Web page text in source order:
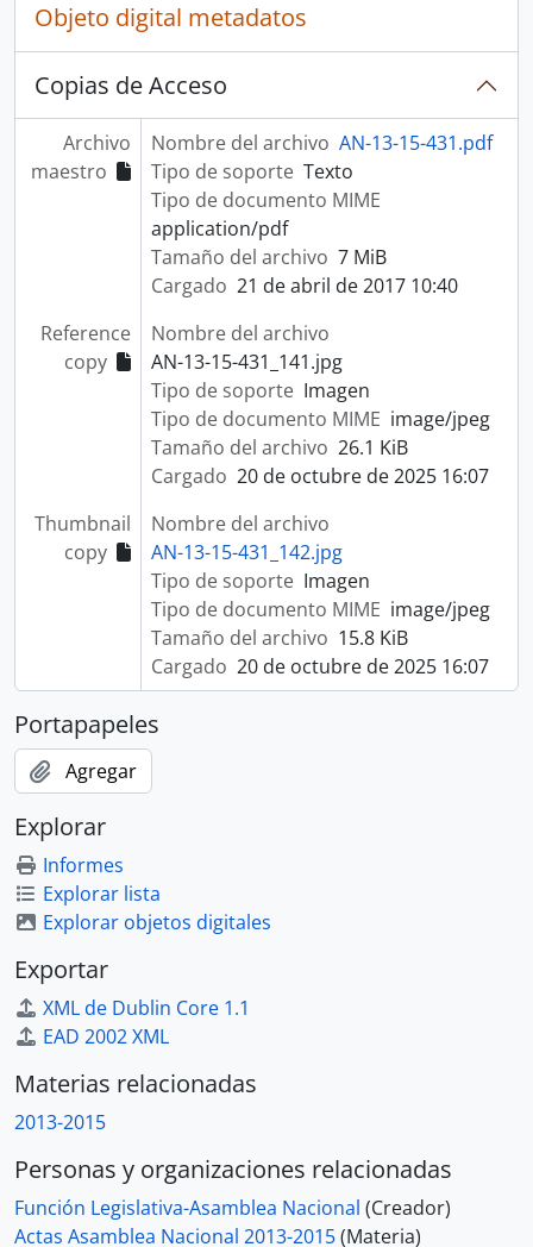
Objeto digital metadatos
Copias de Acceso
Archivo
maestro
Nombre del archivo AN-13-15-431.pdf
Tipo de soporte Texto
Tipo de documento MIME
application/pdf
Tamaño del archivo 7 MiB
Cargado 21 de abril de 2017 10:40
Reference
copy
Nombre del archivo
AN-13-15-431_141.jpg
Tipo de soporte Imagen
Tipo de documento MIME image/jpeg
Tamaño del archivo 26.1 KiB
Cargado 20 de octubre de 2025 16:07
Thumbnail
copy
Nombre del archivo
AN-13-15-431_142.jpg
Tipo de soporte Imagen
Tipo de documento MIME image/jpeg
Tamaño del archivo 15.8 KiB
Cargado 20 de octubre de 2025 16:07
Portapapeles
Agregar
Explorar
Informes
Explorar lista
Explorar objetos digitales
Exportar
XML de Dublin Core 1.1
EAD 2002 XML
Materias relacionadas
2013-2015
Personas y organizaciones relacionadas
Función Legislativa-Asamblea Nacional (Creador)
Actas Asamblea Nacional 2013-2015(Materia)